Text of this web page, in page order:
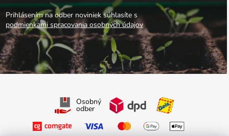
Prihlásením na odber noviniek súhlasíte s
podmienkami spracovania osobných údajov
Osobný
odber